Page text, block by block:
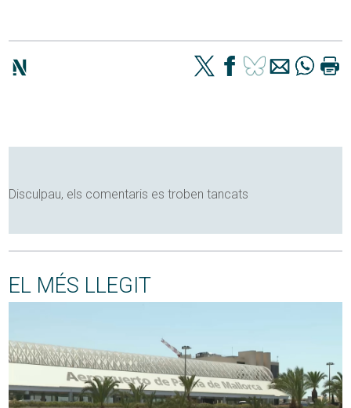
Disculpau, els comentaris es troben tancats
EL MÉS LLEGIT